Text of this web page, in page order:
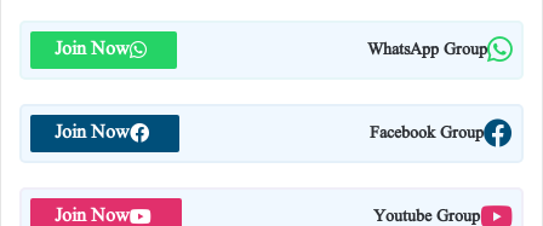
WhatsApp Group
Join Now
Facebook Group
Join Now
Youtube Group
Join Now